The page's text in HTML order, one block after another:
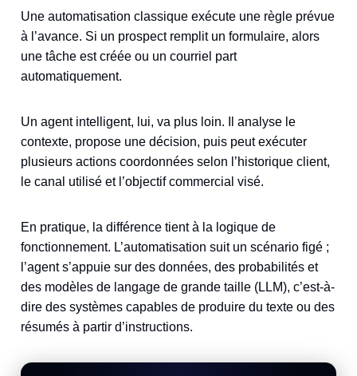
Une automatisation classique exécute une règle prévue
à l’avance. Si un prospect remplit un formulaire, alors
une tâche est créée ou un courriel part
automatiquement.
Un agent intelligent, lui, va plus loin. Il analyse le
contexte, propose une décision, puis peut exécuter
plusieurs actions coordonnées selon l’historique client,
le canal utilisé et l’objectif commercial visé.
En pratique, la différence tient à la logique de
fonctionnement. L’automatisation suit un scénario figé ;
l’agent s’appuie sur des données, des probabilités et
des modèles de langage de grande taille (LLM), c’est-à-
dire des systèmes capables de produire du texte ou des
résumés à partir d’instructions.